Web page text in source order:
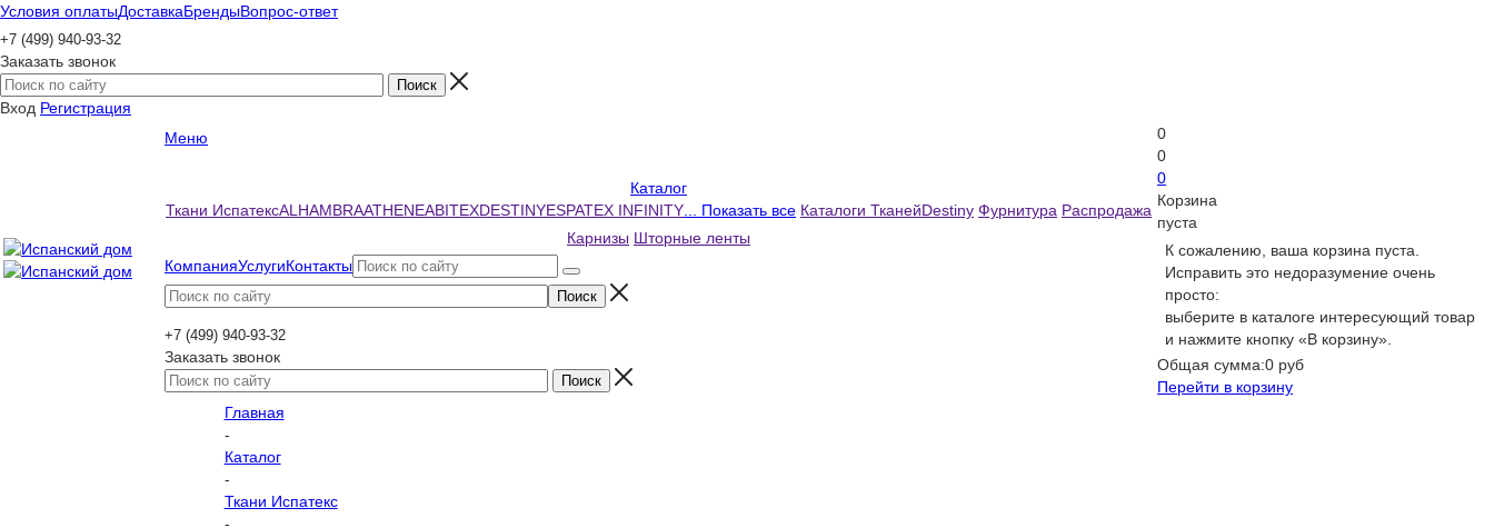
Условия оплатыДоставкаБрендыВопрос-ответ
+7 (499) 940-93-32
Заказать звонок
Вход Регистрация
Меню
Каталог
Ткани ИспатексALHAMBRAATHENEABITEXDESTINYESPATEX INFINITY ... Показать все Каталоги ТканейDestiny Фурнитура Распродажа
Карнизы Шторные ленты
КомпанияУслугиКонтакты
+7 (499) 940-93-32
Заказать звонок
0
0
0
Корзина
пуста
К сожалению, ваша корзина пуста.
Исправить это недоразумение очень
просто:
выберите в каталоге интересующий товар
и нажмите кнопку «В корзину».
Общая сумма:0 руб
Перейти в корзину
Главная
-
Каталог
-
Ткани Испатекс
-